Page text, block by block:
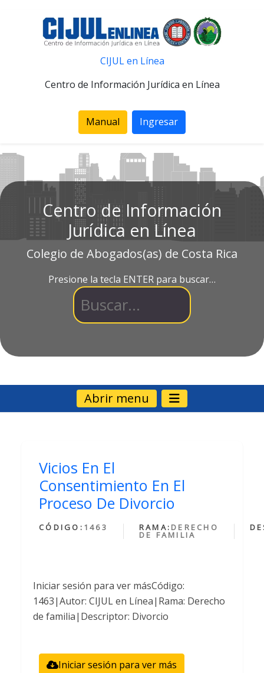
CIJUL en Línea
Centro de Información Jurídica en Línea
Manual Ingresar
Centro de Información
Jurídica en Línea
Colegio de Abogados(as) de Costa Rica
Presione la tecla ENTER para buscar…
Abrir menu
Vicios En El
Consentimiento En El
Proceso De Divorcio
CÓDIGO: 1463 RAMA: DERECHO
DE FAMILIA
Iniciar sesión para ver másCódigo:
1463|Autor: CIJUL en Línea|Rama: Derecho
de familia|Descriptor: Divorcio
Iniciar sesión para ver más